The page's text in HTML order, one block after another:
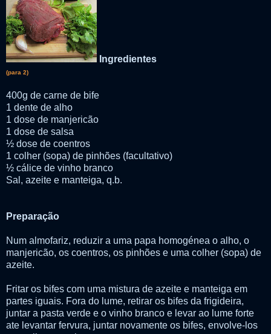
Ingredientes
(para 2)
400g de carne de bife
1 dente de alho
1 dose de manjericão
1 dose de salsa
½ dose de coentros
1 colher (sopa) de pinhões (facultativo)
½ cálice de vinho branco
Sal, azeite e manteiga, q.b.
Preparação
Num almofariz, reduzir a uma papa homogénea o alho, o
manjericão, os coentros, os pinhões e uma colher (sopa) de
azeite.
Fritar os bifes com uma mistura de azeite e manteiga em
partes iguais. Fora do lume, retirar os bifes da frigideira,
juntar a pasta verde e o vinho branco e levar ao lume forte
ate levantar fervura, juntar novamente os bifes, envolve-los